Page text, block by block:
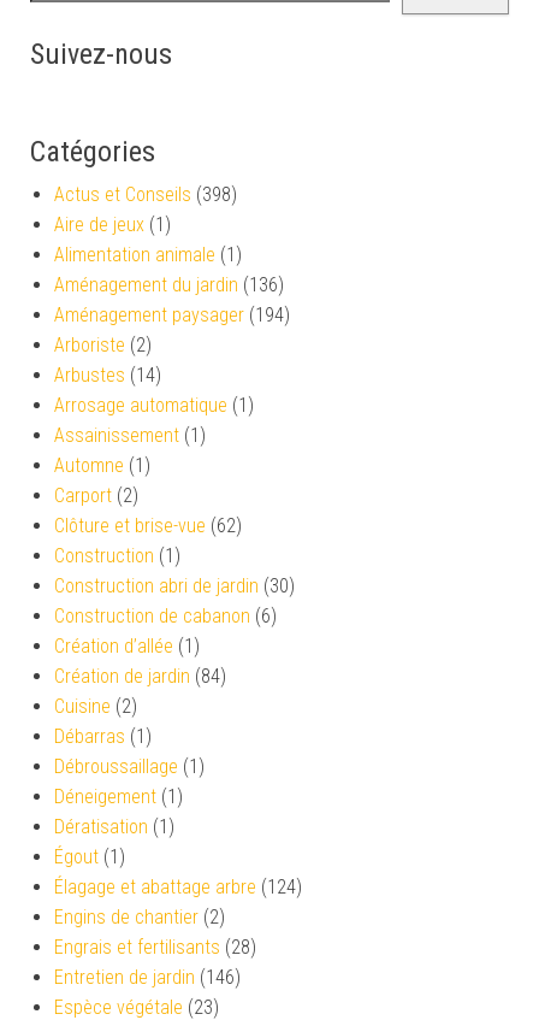
Suivez-nous
Catégories
Actus et Conseils (398)
Aire de jeux (1)
Alimentation animale (1)
Aménagement du jardin (136)
Aménagement paysager (194)
Arboriste (2)
Arbustes (14)
Arrosage automatique (1)
Assainissement (1)
Automne (1)
Carport (2)
Clôture et brise-vue (62)
Construction (1)
Construction abri de jardin (30)
Construction de cabanon (6)
Création d’allée (1)
Création de jardin (84)
Cuisine (2)
Débarras (1)
Débroussaillage (1)
Déneigement (1)
Dératisation (1)
Égout (1)
Élagage et abattage arbre (124)
Engins de chantier (2)
Engrais et fertilisants (28)
Entretien de jardin (146)
Espèce végétale (23)